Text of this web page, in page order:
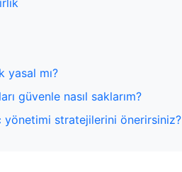
yasal mı?
güvenle nasıl saklarım?
yönetimi stratejilerini önerirsiniz?